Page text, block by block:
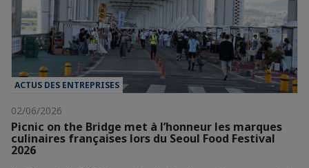
ACTUS DES ENTREPRISES
02/06/2026
Picnic on the Bridge met à l’honneur les marques
culinaires françaises lors du Seoul Food Festival
2026